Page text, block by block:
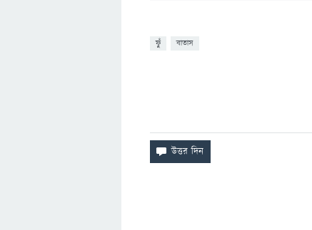
ফুঁ বাতাস